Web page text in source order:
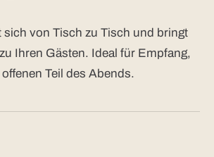
sich von Tisch zu Tisch und bringt
Ihren Gästen. Ideal für Empfang,
Teil des Abends.